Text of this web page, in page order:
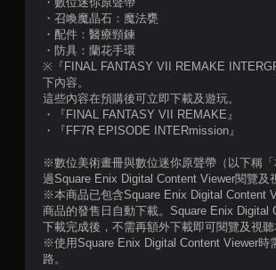
・召喚魔晶石：魔法甕
・配件：醫療頸鍊
・防具：蘭花手環
※『FINAL FANTASY VII REMAKE
下內容。
這些內容在預購後可立即下載及遊玩。
・『FINAL FANTASY VII REMAKE』
・『FF7R EPISODE INTERmission』
※數位美術畫冊與數位迷你原聲帶（以下稱
過Square Enix Digital Content Viewer閱覽及
※本商品已包含Square Enix Digital Content
商品的發售日自動下載。Square Enix Digital
下載完成後，不需再額外下載即可閱覽及視聽
※使用Square Enix Digital Content Viewer時
路。